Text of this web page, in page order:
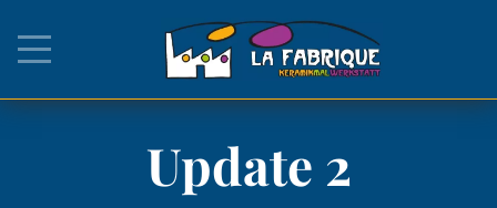
Update 2